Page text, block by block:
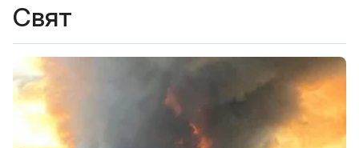
Свят